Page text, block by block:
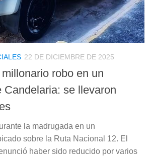
22 DE DICIEMBRE DE 2025
robo en un
Candelaria: se llevaron
la madrugada en un
sobre la Ruta Nacional 12. El
haber sido reducido por varios